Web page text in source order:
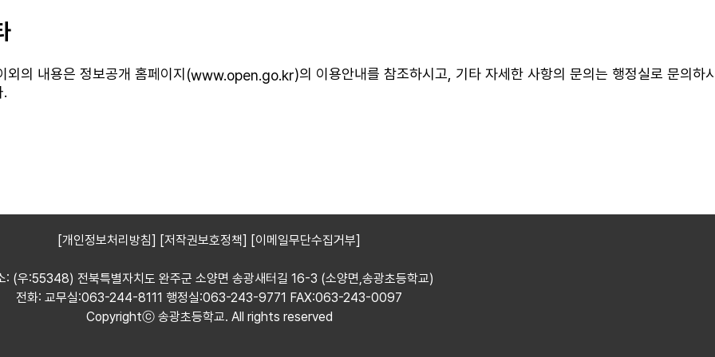
[개인정보처리방침] [저작권보호정책] [이메일무단수집거부]
: (우:55348) 전북특별자치도 완주군 소양면 송광새터길 16-3 (소양면,송광초등학교)
전화: 교무실:063-244-8111 행정실:063-243-9771 FAX:063-243-0097
Copyrightⓒ 송광초등학교. All rights reserved